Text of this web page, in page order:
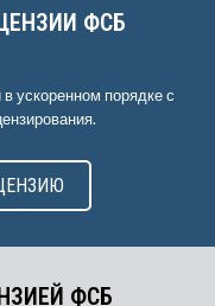
ФСБ
ускоренном порядке с
ФСБ